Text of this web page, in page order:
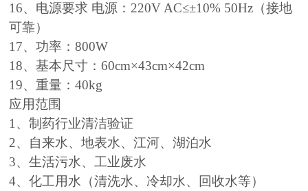
16、电源要求 电源：220V AC≤±10% 50Hz（接地
可靠）
17、功率：800W
18、基本尺寸：60cm×43cm×42cm
19、重量：40kg
应用范围
1、制药行业清洁验证
2、自来水、地表水、江河、湖泊水
3、生活污水、工业废水
4、化工用水（清洗水、冷却水、回收水等）